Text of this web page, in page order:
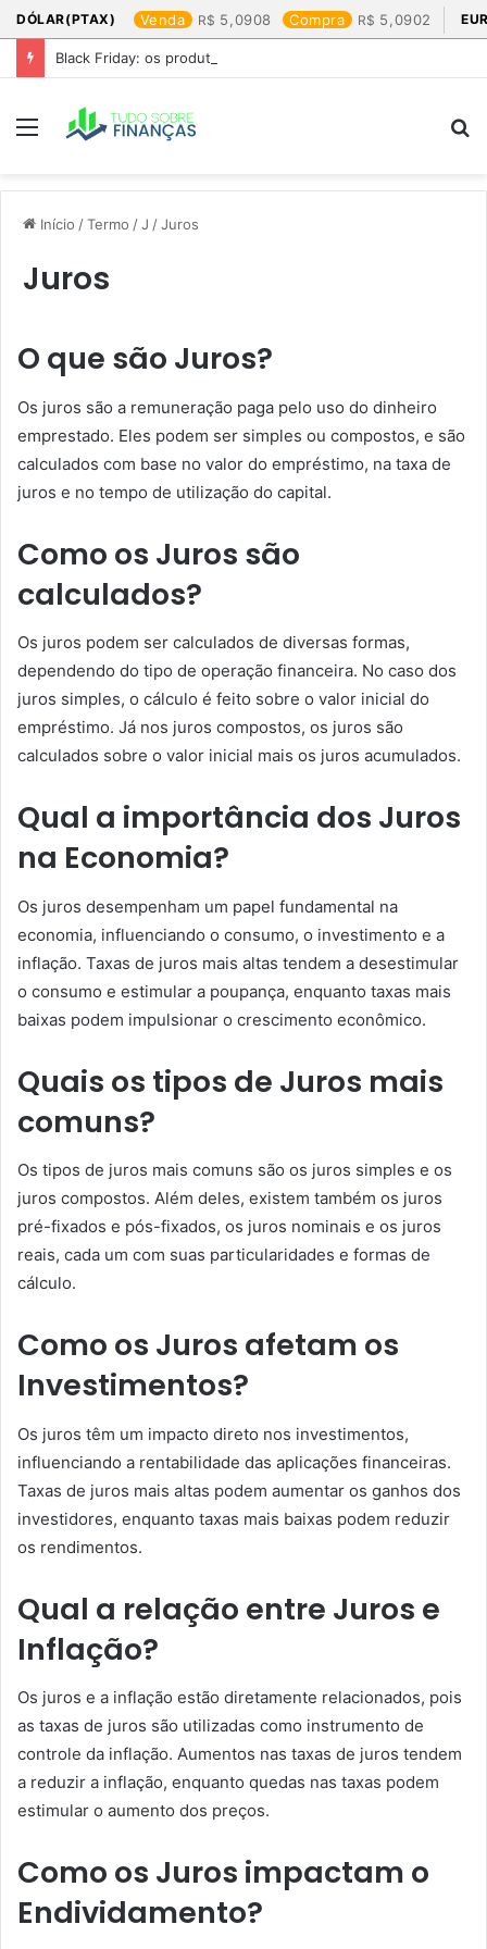
DÓLAR(PTAX) Venda 5,0908 Compra 5,0902
Black Friday: os produtos que mais valem a pena
Menu
Início /Termo /J /Juros
Juros
O que são Juros?
Os juros são a remuneração paga pelo uso do dinheiro
emprestado. Eles podem ser simples ou compostos, e são
calculados com base no valor do empréstimo, na taxa de
juros e no tempo de utilização do capital.
Como os Juros são
calculados?
Os juros podem ser calculados de diversas formas,
dependendo do tipo de operação financeira. No caso dos
juros simples, o cálculo é feito sobre o valor inicial do
empréstimo. Já nos juros compostos, os juros são
calculados sobre o valor inicial mais os juros acumulados.
Qual a importância dos Juros
na Economia?
Os juros desempenham um papel fundamental na
economia, influenciando o consumo, o investimento e a
inflação. Taxas de juros mais altas tendem a desestimular
o consumo e estimular a poupança, enquanto taxas mais
baixas podem impulsionar o crescimento econômico.
Quais os tipos de Juros mais
comuns?
Os tipos de juros mais comuns são os juros simples e os
juros compostos. Além deles, existem também os juros
pré-fixados e pós-fixados, os juros nominais e os juros
reais, cada um com suas particularidades e formas de
cálculo.
Como os Juros afetam os
Investimentos?
Os juros têm um impacto direto nos investimentos,
influenciando a rentabilidade das aplicações financeiras.
Taxas de juros mais altas podem aumentar os ganhos dos
investidores, enquanto taxas mais baixas podem reduzir
os rendimentos.
Qual a relação entre Juros e
Inflação?
Os juros e a inflação estão diretamente relacionados, pois
as taxas de juros são utilizadas como instrumento de
controle da inflação. Aumentos nas taxas de juros tendem
a reduzir a inflação, enquanto quedas nas taxas podem
estimular o aumento dos preços.
Como os Juros impactam o
Endividamento?